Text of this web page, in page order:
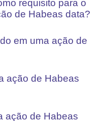
requisito para o
de Habeas data?
em uma ação de
ação de Habeas
ação de Habeas